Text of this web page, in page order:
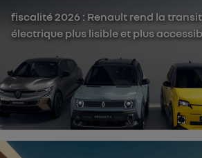
fiscalité 2026 : Renault rend la
électrique plus lisible et plus